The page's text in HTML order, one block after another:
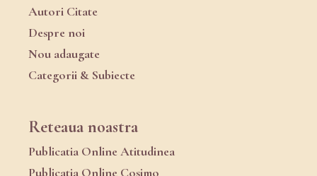
Autori Citate
Despre noi
Nou adaugate
Categorii & Subiecte
Reteaua noastra
Publicatia Online Atitudinea
Publicatia Online Cosimo